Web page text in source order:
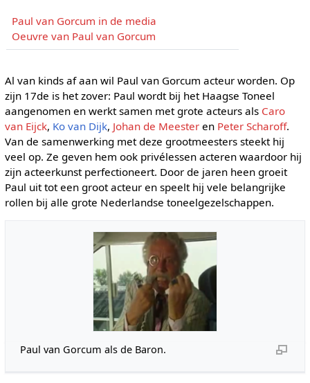
Paul van Gorcum in de media
Oeuvre van Paul van Gorcum
Al van kinds af aan wil Paul van Gorcum acteur worden. Op
zijn 17de is het zover: Paul wordt bij het Haagse Toneel
aangenomen en werkt samen met grote acteurs als Caro
van Eijck, Ko van Dijk, Johan de Meesteren Peter Scharoff.
Van de samenwerking met deze grootmeesters steekt hij
veel op. Ze geven hem ook privélessen acteren waardoor hij
zijn acteerkunst perfectioneert. Door de jaren heen groeit
Paul uit tot een groot acteur en speelt hij vele belangrijke
rollen bij alle grote Nederlandse toneelgezelschappen.
Paul van Gorcum als de Baron.